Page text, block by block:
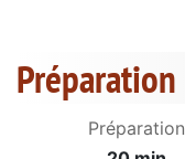
Préparation
Préparation